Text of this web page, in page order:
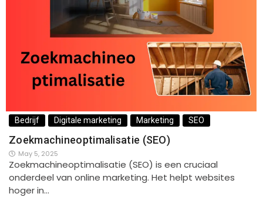
Bedrijf Digitale marketing Marketing SEO
Zoekmachineoptimalisatie (SEO)
May 5, 2025
Zoekmachineoptimalisatie (SEO) is een cruciaal
onderdeel van online marketing. Het helpt websites
hoger in…